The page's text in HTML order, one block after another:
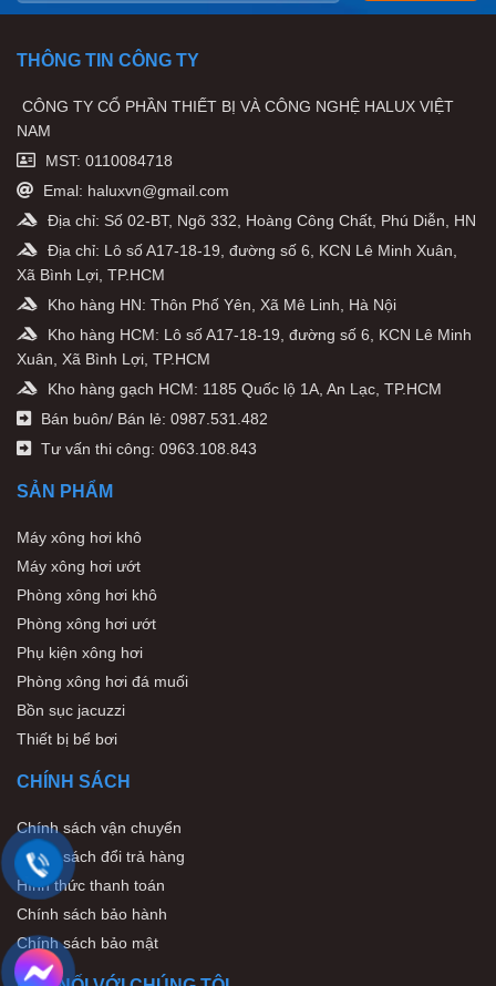
THÔNG TIN CÔNG TY
CÔNG TY CỔ PHẦN THIẾT BỊ VÀ CÔNG NGHỆ HALUX VIỆT
NAM
MST: 0110084718
Emal: haluxvn@gmail.com
Địa chỉ: Số 02-BT, Ngõ 332, Hoàng Công Chất, Phú Diễn, HN
Địa chỉ: Lô số A17-18-19, đường số 6, KCN Lê Minh Xuân,
Xã Bình Lợi, TP.HCM
Kho hàng HN: Thôn Phố Yên, Xã Mê Linh, Hà Nội
Kho hàng HCM: Lô số A17-18-19, đường số 6, KCN Lê Minh
Xuân, Xã Bình Lợi, TP.HCM
Kho hàng gạch HCM: 1185 Quốc lộ 1A, An Lạc, TP.HCM
Bán buôn/ Bán lẻ: 0987.531.482
Tư vấn thi công: 0963.108.843
SẢN PHẨM
Máy xông hơi khô
Máy xông hơi ướt
Phòng xông hơi khô
Phòng xông hơi ướt
Phụ kiện xông hơi
Phòng xông hơi đá muối
Bồn sục jacuzzi
Thiết bị bể bơi
CHÍNH SÁCH
Chính sách vận chuyển
Chính sách đổi trả hàng
Hình thức thanh toán
Chính sách bảo hành
Chính sách bảo mật